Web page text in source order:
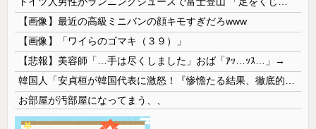
【画像】最近の高級ミニバンの顔キモすぎだろwww
【画像】「ワイらのゴマキ（３９）」
【悲報】美容師「…手は尽くしました」おば「ｱｯ…ｯｽ…」→
お部屋が汚部屋になってまう、、